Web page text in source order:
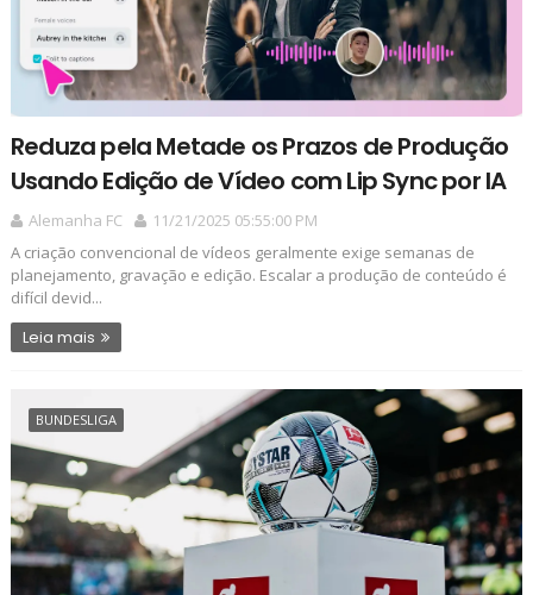
Reduza pela Metade os Prazos de Produção
Usando Edição de Vídeo com Lip Sync por IA
Alemanha FC
11/21/2025 05:55:00 PM
A criação convencional de vídeos geralmente exige semanas de
planejamento, gravação e edição. Escalar a produção de conteúdo é
difícil devid...
Leia mais
BUNDESLIGA